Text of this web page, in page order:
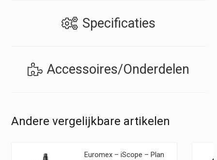
Specificaties
Accessoires/Onderdelen
Andere vergelijkbare artikelen
Euromex – iScope – Plan